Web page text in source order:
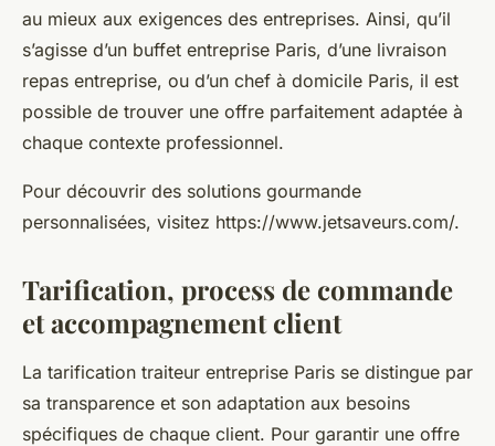
au mieux aux exigences des entreprises. Ainsi, qu’il
s’agisse d’un buffet entreprise Paris, d’une livraison
repas entreprise, ou d’un chef à domicile Paris, il est
possible de trouver une offre parfaitement adaptée à
chaque contexte professionnel.
Pour découvrir des solutions gourmande
personnalisées, visitez https://www.jetsaveurs.com/.
Tarification, process de commande
et accompagnement client
La tarification traiteur entreprise Paris se distingue par
sa transparence et son adaptation aux besoins
spécifiques de chaque client. Pour garantir une offre